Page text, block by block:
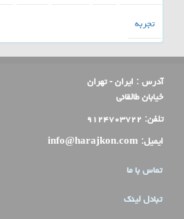
تجربه
آدرس : ایران - تهران
خیابان طالقانی
تلفن: ۹۱۲۴۷۰۳۷۲۲
ایمیل: info@harajkon.com
تماس با ما
تبادل لینک